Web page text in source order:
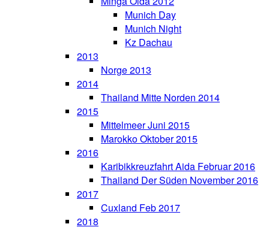
Munich Day
Munich Night
Kz Dachau
2013
Norge 2013
2014
Thailand Mitte Norden 2014
2015
Mittelmeer Juni 2015
Marokko Oktober 2015
2016
Karibikkreuzfahrt Aida Februar 2016
Thailand Der Süden November 2016
2017
Cuxland Feb 2017
2018